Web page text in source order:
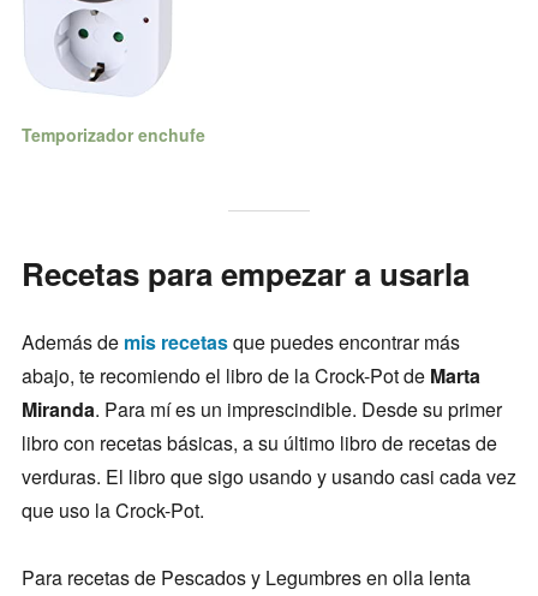
Temporizador enchufe
Recetas para empezar a usarla
Además de mis recetasque puedes encontrar más
abajo, te recomiendo el libro de la Crock-Pot de Marta
Miranda. Para mí es un imprescindible. Desde su primer
libro con recetas básicas, a su último libro de recetas de
verduras. El libro que sigo usando y usando casi cada vez
que uso la Crock-Pot.
Para recetas de Pescados y Legumbres en olla lenta